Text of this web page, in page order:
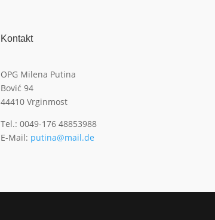
Kontakt
OPG Milena Putina
Bović 94
44410 Vrginmost
Tel.: 0049-176 48853988
E-Mail: putina@mail.de